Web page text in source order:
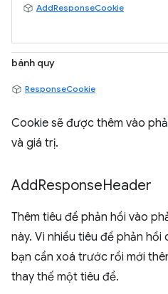
AddResponseCookie
bánh quy
ResponseCookie
Cookie sẽ được thêm vào
và giá trị.
AddResponseHeader
Thêm tiêu đề phản hồi vào
này. Vì nhiều tiêu đề phản
bạn cần xoá trước rồi mới
thay thế một tiêu đề.